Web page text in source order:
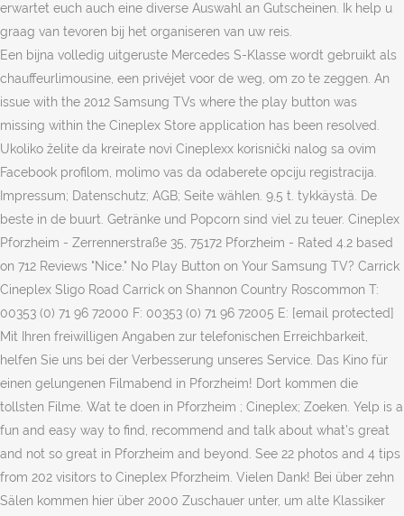
erwartet euch auch eine diverse Auswahl an Gutscheinen. Ik help u
graag van tevoren bij het organiseren van uw reis.
Een bijna volledig uitgeruste Mercedes S-Klasse wordt gebruikt als
chauffeurlimousine, een privéjet voor de weg, om zo te zeggen. An
issue with the 2012 Samsung TVs where the play button was
missing within the Cineplex Store application has been resolved.
Ukoliko želite da kreirate novi Cineplexx korisnički nalog sa ovim
Facebook profilom, molimo vas da odaberete opciju registracija.
Impressum; Datenschutz; AGB; Seite wählen. 9,5 t. tykkäystä. De
beste in de buurt. Getränke und Popcorn sind viel zu teuer. Cineplex
Pforzheim - Zerrennerstraße 35, 75172 Pforzheim - Rated 4.2 based
on 712 Reviews "Nice." No Play Button on Your Samsung TV? Carrick
Cineplex Sligo Road Carrick on Shannon Country Roscommon T:
00353 (0) 71 96 72000 F: 00353 (0) 71 96 72005 E: [email protected]
Mit Ihren freiwilligen Angaben zur telefonischen Erreichbarkeit,
helfen Sie uns bei der Verbesserung unseres Service. Das Kino für
einen gelungenen Filmabend in Pforzheim! Dort kommen die
tollsten Filme. Wat te doen in Pforzheim ; Cineplex; Zoeken. Yelp is a
fun and easy way to find, recommend and talk about what’s great
and not so great in Pforzheim and beyond. See 22 photos and 4 tips
from 202 visitors to Cineplex Pforzheim. Vielen Dank! Bei über zehn
Sälen kommen hier über 2000 Zuschauer unter, um alte Klassiker